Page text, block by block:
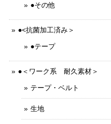
●その他
●<抗菌加工済み＞
●テープ
●＜ワーク系 耐久素材＞
テープ・ベルト
生地